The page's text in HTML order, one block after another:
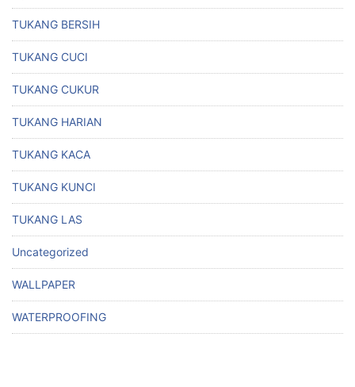
TUKANG BERSIH
TUKANG CUCI
TUKANG CUKUR
TUKANG HARIAN
TUKANG KACA
TUKANG KUNCI
TUKANG LAS
Uncategorized
WALLPAPER
WATERPROOFING